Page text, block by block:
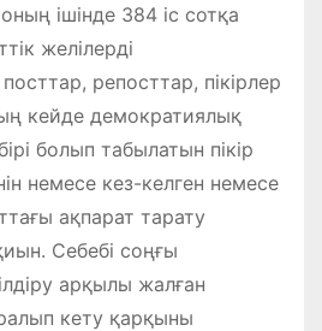
ішінде 384 іс сотқа
желілерді
репосттар, пікірлер
кейде демократиялық
болып табылатын пікір
немесе кез-келген немесе
ақпарат тарату
Себебі соңғы
арқылы жалған
кету қарқыны